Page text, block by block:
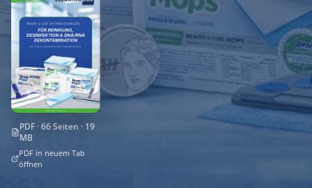
PDF · 66 Seiten · 19
MB
PDF in neuem Tab
öffnen